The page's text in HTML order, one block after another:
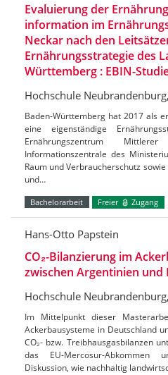
Evaluierung der
information im
Neckar nach den
Ernährungsstrategie des
Württemberg : EBIN-
Hochschule
Baden-Württemberg hat 2017 als
eine eigenständige
Ernährungszentrum
Informationszentrale des
Raum und Verbraucherschutz
und…
Bachelorarbeit Freier Zugang
Hans-Otto Papstein
CO₂-Bilanzierung im
zwischen Argentinien und
Hochschule
Im Mittelpunkt dieser
Ackerbausysteme in Deutschland
CO₂- bzw. Treibhausgasbilanzen
das EU-Mercosur-
Diskussion, wie nachhaltig